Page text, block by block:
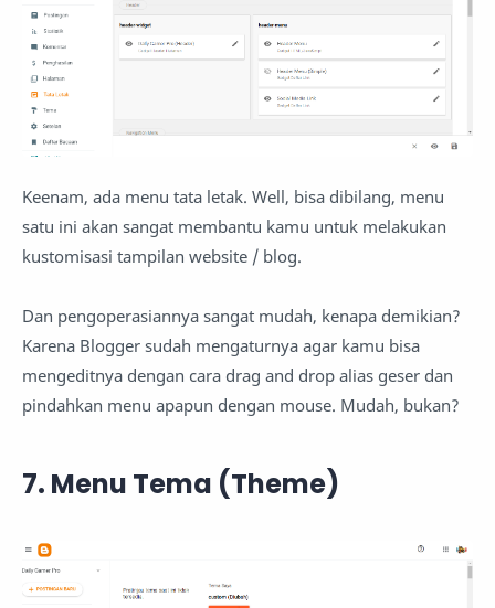
Keenam, ada menu tata letak. Well, bisa dibilang, menu
satu ini akan sangat membantu kamu untuk melakukan
kustomisasi tampilan website / blog.
Dan pengoperasiannya sangat mudah, kenapa demikian?
Karena Blogger sudah mengaturnya agar kamu bisa
mengeditnya dengan cara drag and drop alias geser dan
pindahkan menu apapun dengan mouse. Mudah, bukan?
7. Menu Tema (Theme)